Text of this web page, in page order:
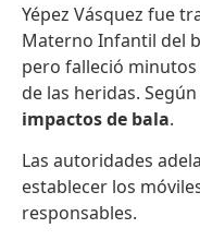
Yépez Vásquez fue
Materno Infantil del
pero falleció
de las heridas.
impactos de bala.
Las autoridades
establecer los
responsables.